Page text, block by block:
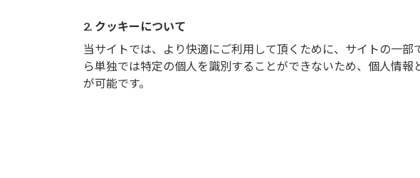
2. クッキーについて
当サイトでは、より快適にご利用して頂くために、サイトの一
ら単独では特定の個人を識別することができないため、個人情
が可能です。